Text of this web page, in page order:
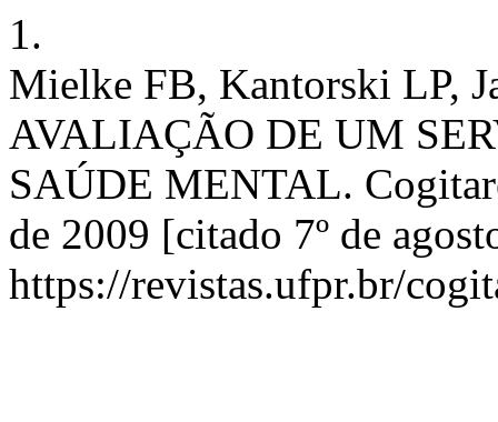
1.
Mielke FB, Kantorski LP,
AVALIAÇÃO DE UM
SAÚDE MENTAL.
de 2009 [citado 7º de
https://revistas.ufpr.br/